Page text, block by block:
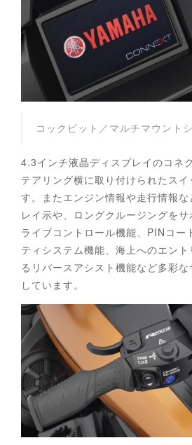
コックピット／マルチマウント
4.3インチ液晶ディスプレイのコネ
テアリング横に取り付けられたスイ
す。またエンジン情報や走行情報
レイ示や、ロングクルージングを
ライブコントロール機能、PINコー
ティシステム機能、海上へのエン
るリバースアシスト機能など多彩
しています。